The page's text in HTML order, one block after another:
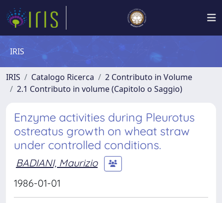
IRIS
IRIS Catalogo Ricerca
2 Contributo in Volume
2.1 Contributo in volume (Capitolo o Saggio)
Enzyme activities during Pleurotus
ostreatus growth on wheat straw
under controlled conditions.
BADIANI, Maurizio
1986-01-01